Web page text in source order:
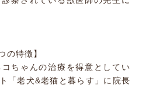
の特徴】
ちゃんの治療を得意としてい
「老犬&老猫と暮らす」に院長